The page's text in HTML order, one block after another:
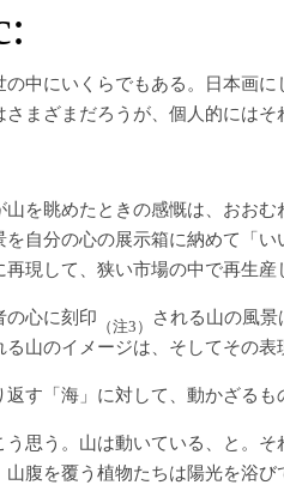
の中にいくらでもある。日本画
まざまだろうが、個人的にはそ
山を眺めたときの感慨は、おお
を自分の心の展示箱に納めて「
現して、狭い市場の中で再生産
の心に刻印
（注3）
される山の風
山のイメージは、そしてその表
す「海」に対して、動かざる
う思う。山は動いている、と。そ
山腹を覆う植物たちは陽光を浴